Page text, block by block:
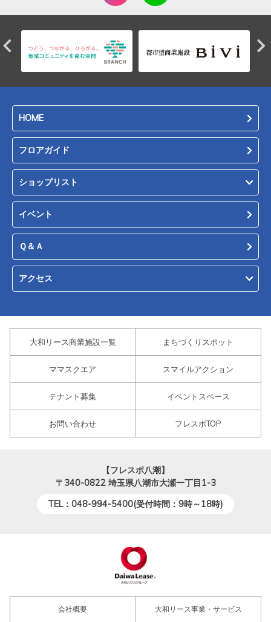
HOME
フロアガイド
ショップリスト
イベント
Ｑ＆Ａ
アクセス
大和リース商業施設一覧 まちづくりスポット
ママスクエア スマイルアクション
テナント募集 イベントスペース
お問い合わせ フレスポTOP
【フレスポ八潮】
〒340-0822 埼玉県八潮市大瀬一丁目1-3
TEL：048-994-5400(受付時間：9時～18時)
会社概要 大和リース事業・サービス